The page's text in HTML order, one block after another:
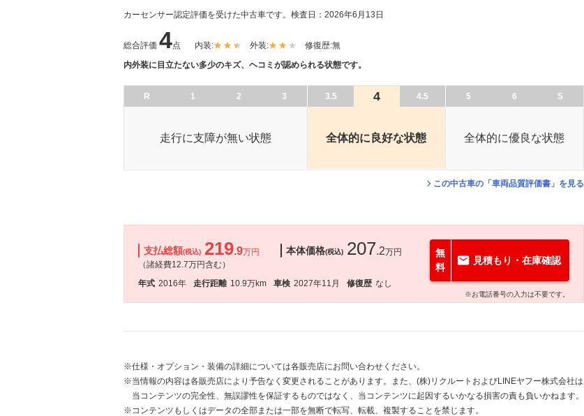
カーセンサー認定評価を受けた中古車です。 検査日：2026年6月13日
総合評価 4点 内装: 外装: 修復歴:無
内外装に目立たない多少のキズ、ヘコミが認められる状態です。
R 1 2 3 3.5 4 4.5 5 6 S
走行に支障が無い状態 全体的に良好な状態 全体的に優良な状態
この中古車の「車両品質評価書」を見る
支払総額(税込) 219.9万円
（諸経費12.7万円含む）
本体価格(税込) 207.2万円
年式 2016年 走行距離 10.9万km 車検 2027年11月 修復歴 なし
無
料
見積もり・在庫確認
※お電話番号の入力は不要です。
※仕様・オプション・装備の詳細については各販売店にお問い合わせください。
※当情報の内容は各販売店により予告なく変更されることがあります。また、(株)リクルートおよびLINEヤフー株式会社は
当コンテンツの完全性、無誤謬性を保証するものではなく、当コンテンツに起因するいかなる損害の責も負いかねます。
※コンテンツもしくはデータの全部または一部を無断で転写、転載、複製することを禁じます。